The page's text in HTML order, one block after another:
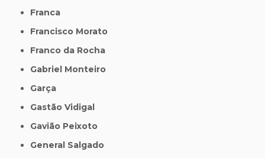
Franca
Francisco Morato
Franco da Rocha
Gabriel Monteiro
Garça
Gastão Vidigal
Gavião Peixoto
General Salgado